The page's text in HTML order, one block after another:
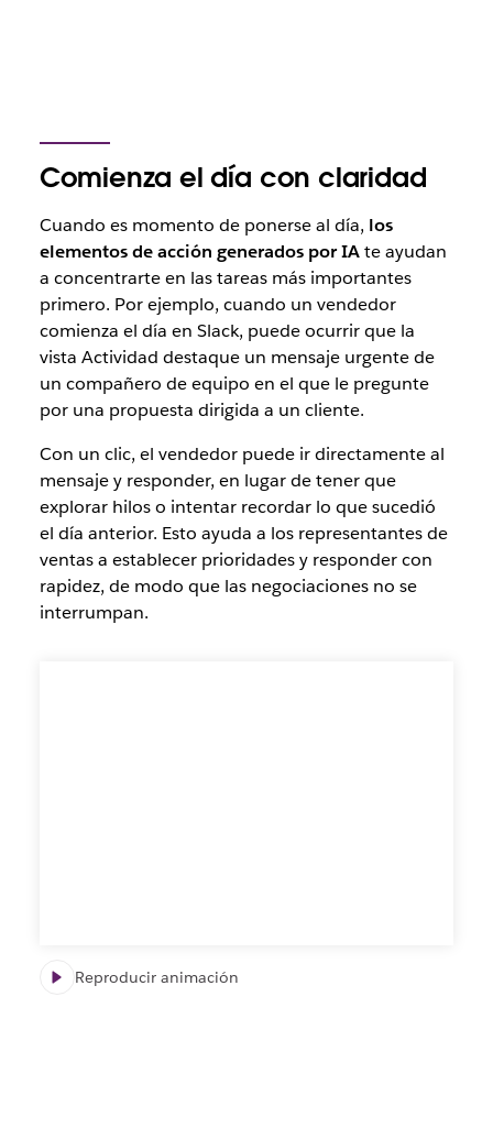
Comienza el día con claridad
Cuando es momento de ponerse al día, los
elementos de acción generados por IAte ayudan
a concentrarte en las tareas más importantes
primero. Por ejemplo, cuando un vendedor
comienza el día en Slack, puede ocurrir que la
vista Actividad destaque un mensaje urgente de
un compañero de equipo en el que le pregunte
por una propuesta dirigida a un cliente.
Con un clic, el vendedor puede ir directamente al
mensaje y responder, en lugar de tener que
explorar hilos o intentar recordar lo que sucedió
el día anterior. Esto ayuda a los representantes de
ventas a establecer prioridades y responder con
rapidez, de modo que las negociaciones no se
interrumpan.
Reproducir animación